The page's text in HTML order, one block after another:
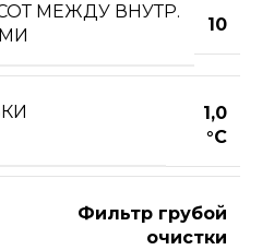
МЕЖДУ ВНУТР.
10
1,0
°С
Фильтр грубой
очистки